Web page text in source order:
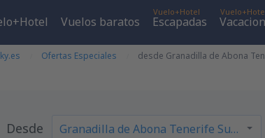
Vuelos baratos
Vuelo+Hotel
Escapadas
Ofertas Especiales desde Granadilla de Abona
Desde